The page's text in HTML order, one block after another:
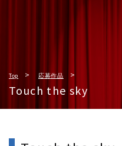
Top 応募作品
Touch the sky